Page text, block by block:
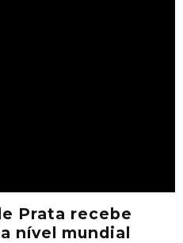
Prata recebe
nível mundial